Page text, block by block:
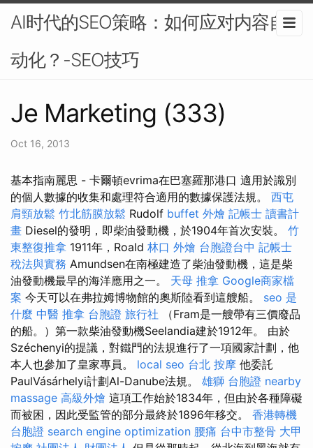
AI时代的SEO策略：如何应对内容自
动化？-SEO技巧
Je Marketing (333)
Oct 16, 2013
基本指南麗思 - 卡爾頓evrima在巴塞羅那港口 適用於識別
的個人數據的收集和處理符合適用的數據保護法規。 西屯
肩頸放鬆 竹北筋膜放鬆 Rudolf buffet 外燴 記帳士 讀書計
畫 Diesel的發明，即柴油發動機，於1904年首次安裝。 竹
東整復推拿 1911年，Roald 林口 外燴 台胞證台中 記帳士
稅法與實務 Amundsen在南極建造了柴油發動機，這是柴
油發動機最早的海洋應用之一。 天母 推拿 Google商家檔
案 今天可以在弗拉姆博物館的奧斯陸看到這艘船。 seo 是
什麼 中醫 推拿 台胞證 旅行社 （Fram是一艘帶有三價廢品
的船。）第一款柴油發動機Seelandia建於1912年。 由於
Széchenyi的提議，對鐵門的法規進行了一項國家計劃，他
本人也參加了皇家專員。 local seo 台北 按摩 他委託
PaulVásárhelyi計劃Al-Danube法規。 雄獅 台胞證 nearby
massage 高級外燴 這項工作始於1834年，但由於各種障礙
而被困，因此受監管的部分最終於1896年移交。 香港轉機
台胞證 search engine optimization 腰痛 台中市整骨 大甲